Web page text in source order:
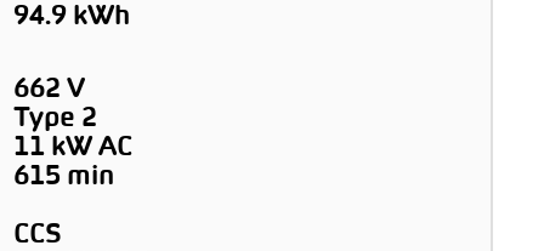
94.9 kWh
662 V
Type 2
11 kW AC
615 min
CCS